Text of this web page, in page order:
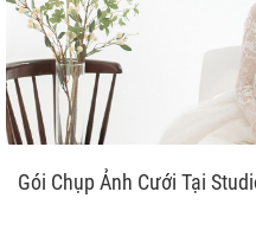
Gói Chụp Ảnh Cưới Tại